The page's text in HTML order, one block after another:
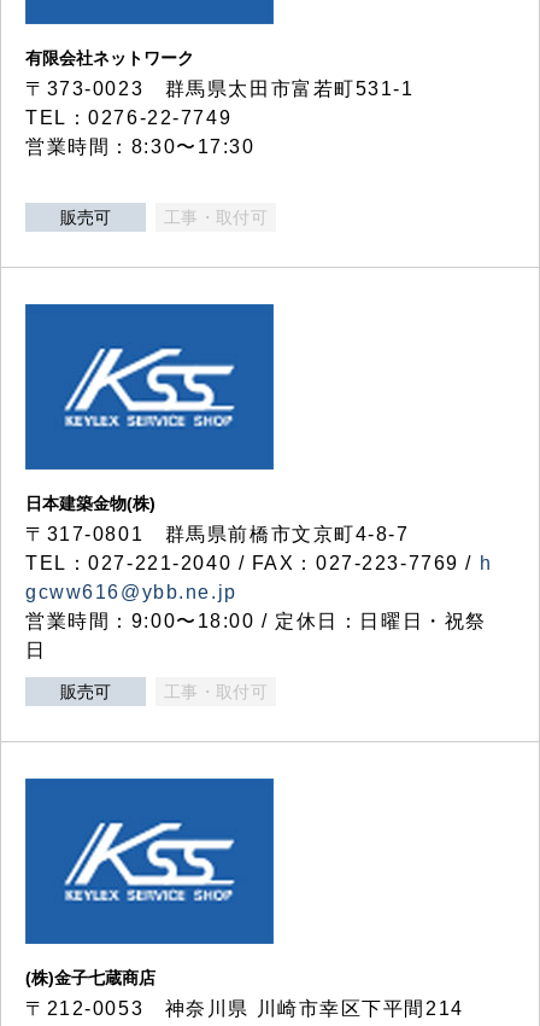
有限会社ネットワーク
〒373-0023 群馬県太田市富若町531-1
TEL：0276-22-7749
営業時間：8:30〜17:30
販売可 工事・取付可
日本建築金物(株)
〒317‐0801 群馬県前橋市文京町4-8-7
TEL：027-221-2040 / FAX：027-223-7769 / h
gcww616@ybb.ne.jp
営業時間：9:00〜18:00 / 定休日：日曜日・祝祭
日
販売可 工事・取付可
(株)金子七蔵商店
〒212-0053 神奈川県 川崎市幸区下平間214